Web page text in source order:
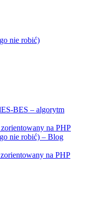
nie robić)
BES – algorytm
na PHP
nie robić) – Blog
na PHP